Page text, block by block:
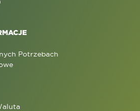
Potrzebach